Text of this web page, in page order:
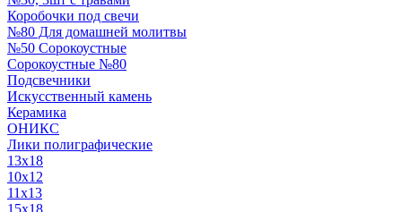
Коробочки под свечи
№80 Для домашней молитвы
№50 Сорокоустные
Сорокоустные №80
Подсвечники
Искусственный камень
Керамика
ОНИКС
Лики полиграфические
13x18
10x12
11х13
15х18